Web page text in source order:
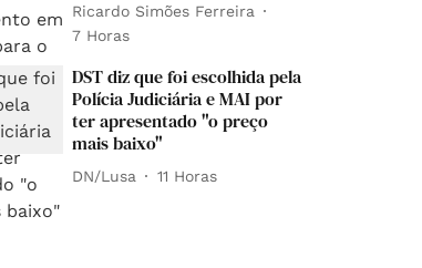
Ricardo Simões Ferreira
7 Horas
DST diz que foi escolhida pela
Polícia Judiciária e MAI por
ter apresentado "o preço
mais baixo"
DN/Lusa 11 Horas